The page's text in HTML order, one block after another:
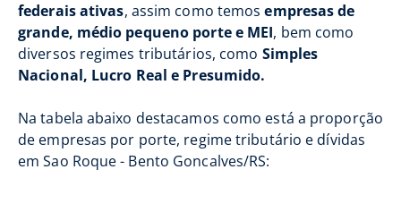
federais ativas, assim como temosempresas de
grande, médio pequeno porte e MEI, bem como
diversos regimes tributários, como Simples
Nacional, Lucro Real e Presumido.
Na tabela abaixo destacamos como está a proporção
de empresas por porte, regime tributário e dívidas
em Sao Roque - Bento Goncalves/RS: